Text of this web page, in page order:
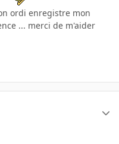
ordi enregistre mon
... merci de m'aider